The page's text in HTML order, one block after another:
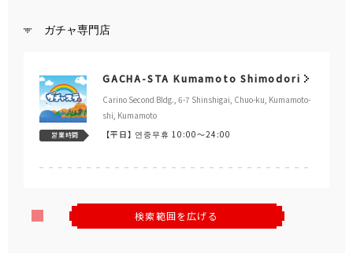
ガチャ専門店
GACHA-STA Kumamoto Shimodori
Carino Second Bldg., 6-7 Shinshigai, Chuo-ku, Kumamoto-
shi, Kumamoto
営業時間 【平日】 연중무휴 10:00～24:00
検索範囲を広げる